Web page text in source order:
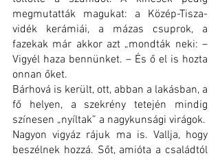
megmutatták magukat: a Közép-Tisza-
vidék kerámiái, a mázas csuprok, a
fazekak már akkor azt „mondták neki: –
Vigyél haza bennünket. – És ő el is hozta
onnan őket.
Bárhová is került, ott, abban a lakásban, a
fő helyen, a szekrény tetején mindig
színesen „nyíltak” a nagykunsági virágok.
Nagyon vigyáz rájuk ma is. Vallja, hogy
beszélnek hozzá. Sőt, amióta a családtól